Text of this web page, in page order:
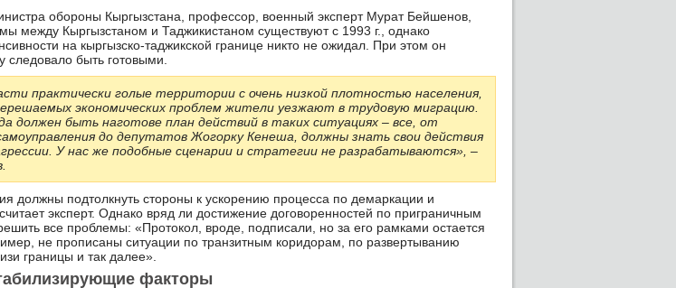
обороны Кыргызстана, профессор, военный эксперт Мурат Бейшенов,
между Кыргызстаном и Таджикистаном существуют с 1993 г., однако
на кыргызско-таджикской границе никто не ожидал. При этом он
следовало быть готовыми.
практически голые территории с очень низкой плотностью населения,
экономических проблем жители уезжают в трудовую миграцию.
должен быть наготове план действий в таких ситуациях – все, от
до депутатов Жогорку Кенеша, должны знать свои действия
У нас же подобные сценарии и стратегии не разрабатываются», –
должны подтолкнуть стороны к ускорению процесса по демаркации и
эксперт. Однако вряд ли достижение договоренностей по приграничным
все проблемы: «Протокол, вроде, подписали, но за его рамками остается
не прописаны ситуации по транзитным коридорам, по развертыванию
границы и так далее».
факторы